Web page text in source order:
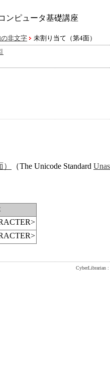
ンピュータ基礎講座
非文字
未割り当て（第4面）
（The Unicode Standard
CyberLibrarian